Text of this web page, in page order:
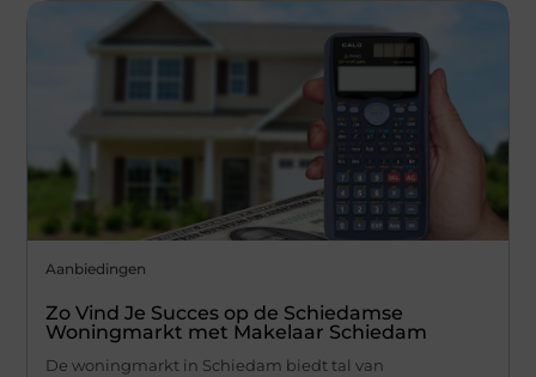
Aanbiedingen
Zo Vind Je Succes op de Schiedamse
Woningmarkt met Makelaar Schiedam
De woningmarkt in Schiedam biedt tal van